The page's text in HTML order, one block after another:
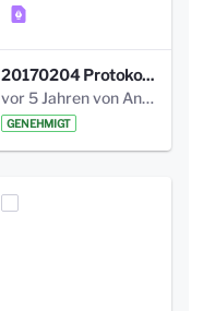
20170204 Protokoll Workshop 2 Promenade Schloßstraße .pdf
vor 5 Jahren von Anni Schlumberger
GENEHMIGT